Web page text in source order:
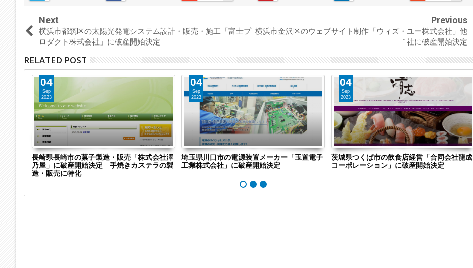
Next
横浜市都筑区の太陽光発電システム設計・販売・施工「富士プ
ロダクト株式会社」に破産開始決定
Previous
横浜市金沢区のウェブサイト制作「ウィズ・ユー株式会社」他
1社に破産開始決定
RELATED POST
04
Sep
2023
長崎県長崎市の菓子製造・販売「株式会社澤
乃屋」に破産開始決定 手焼きカステラの製
造・販売に特化
04
Sep
2023
埼玉県川口市の電源装置メーカー「玉置電子
工業株式会社」に破産開始決定
04
Sep
2023
茨城県つくば市の飲食店経営「合同会社龍成
コーポレーション」に破産開始決定